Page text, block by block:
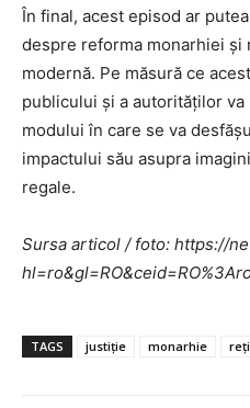
În final, acest episod ar
despre reforma monarhiei și
modernă. Pe măsură ce
publicului și a autorităților
modului în care se va
impactului său asupra
regale.
Sursa articol / foto: https://
TAGS justiție monarhie